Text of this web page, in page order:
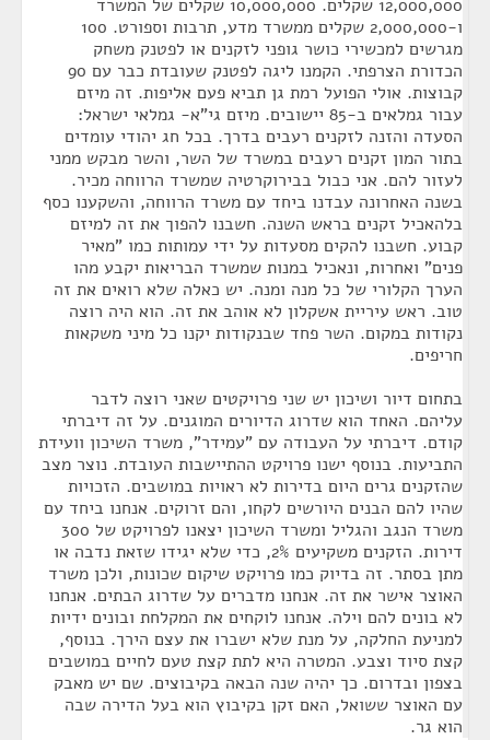
12,000,000 שקלים. 10,000,000 שקלים של המשרד
ו-2,000,000 שקלים ממשרד מדע, תרבות וספורט. 100
מגרשים למכשירי כושר גופני לזקנים או לפטנק משחק
הכדורת הצרפתי. הקמנו ליגה לפטנק שעובדת כבר עם 90
קבוצות. אולי הפועל רמת גן תביא פעם אליפות. זה מיזם
עבור גמלאים ב-85 יישובים. מיזם גי"א- גמלאי ישראל:
הסעדה והזנה לזקנים רעבים בדרך. בכל חג יהודי עומדים
בתור המון זקנים רעבים במשרד של השר, והשר מבקש ממני
לעזור להם. אני כבול בבירוקרטיה שמשרד הרווחה מכיר.
בשנה האחרונה עבדנו ביחד עם משרד הרווחה, והשקענו כסף
בלהאכיל זקנים בראש השנה. חשבנו להפוך את זה למיזם
קבוע. חשבנו להקים מסעדות על ידי עמותות כמו "מאיר
פנים" ואחרות, ונאכיל במנות שמשרד הבריאות יקבע מהו
הערך הקלורי של כל מנה ומנה. יש כאלה שלא רואים את זה
טוב. ראש עיריית אשקלון לא אוהב את זה. הוא היה רוצה
נקודות במקום. השר פחד שבנקודות יקנו כל מיני משקאות
חריפים.
בתחום דיור ושיכון יש שני פרויקטים שאני רוצה לדבר
עליהם. האחד הוא שדרוג הדיורים המוגנים. על זה דיברתי
קודם. דיברתי על העבודה עם "עמידר", משרד השיכון וועידת
התביעות. בנוסף ישנו פרויקט ההתיישבות העובדת. נוצר מצב
שהזקנים גרים היום בדירות לא ראויות במושבים. הזכויות
שהיו להם הבנים היורשים לקחו, והם זרוקים. אנחנו ביחד עם
משרד הנגב והגליל ומשרד השיכון יצאנו לפרויקט של 300
דירות. הזקנים משקיעים 2%, כדי שלא יגידו שזאת נדבה או
מתן בסתר. זה בדיוק כמו פרויקט שיקום שכונות, ולכן משרד
האוצר אישר את זה. אנחנו מדברים על שדרוג הבתים. אנחנו
לא בונים להם וילה. אנחנו לוקחים את המקלחת ובונים ידיות
למניעת החלקה, על מנת שלא ישברו את עצם הירך. בנוסף,
קצת סיוד וצבע. המטרה היא לתת קצת טעם לחיים במושבים
בצפון ובדרום. כך יהיה שנה הבאה בקיבוצים. שם יש מאבק
עם האוצר ששואל, האם זקן בקיבוץ הוא בעל הדירה שבה
הוא גר.